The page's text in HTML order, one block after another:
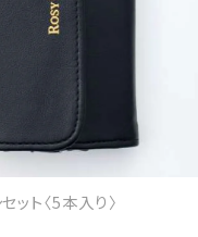
ット〈5本入り〉